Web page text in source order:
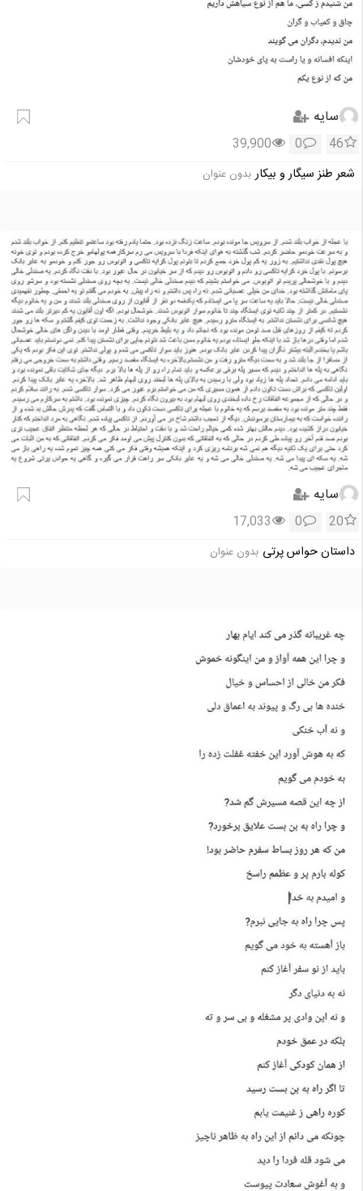
سایه
46
0
39,900
شعر طنز سيگار و بيكار بدون عنوان
سایه
20
0
17,033
داستان حواس پرتی بدون عنوان